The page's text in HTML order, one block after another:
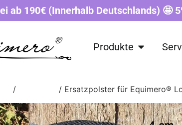
ab 190€ (Innerhalb Deutschlands) 🤩
Produkte
/ / Ersatzpolster für Equimero®